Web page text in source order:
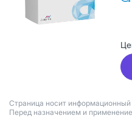
Страница носит информационный
Перед назначением и